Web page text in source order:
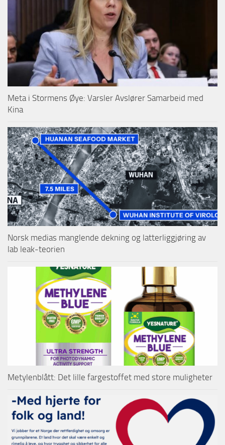
Meta i Stormens Øye: Varsler Avslører Samarbeid med
Kina
Norsk medias manglende dekning og latterliggjøring av
lab leak-teorien
Metylenblått: Det lille fargestoffet med store muligheter